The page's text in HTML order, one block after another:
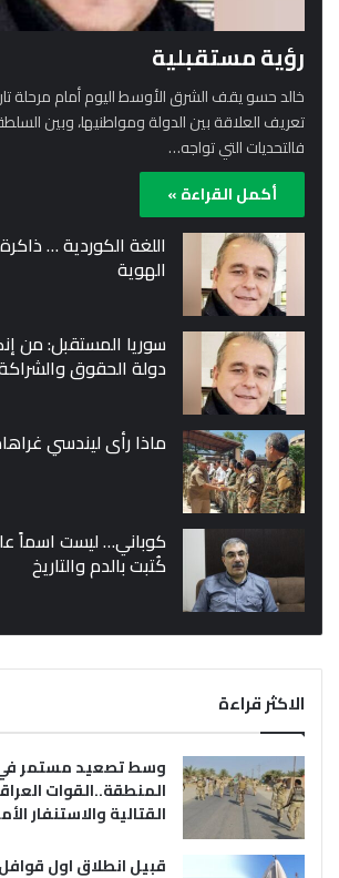
رؤية مستقبلية
خالد حسو يقف الشرق الأوسط اليوم أمام مرحلة
تعريف العلاقة بين الدولة ومواطنيها، وبين
فالتحديات التي تواجه…
أكمل القراءة »
اللغة الكوردية …
الهوية
سوريا المستقبل: من
دولة الحقوق
ماذا رأى ليندسي
كوباني… ليست اسماً
كُتبت بالدم والتاريخ
الاكثر قراءة
وسط تصعيد مستمر
المنطقة..القوات
القتالية والاستنفار
قبيل انطلاق اول